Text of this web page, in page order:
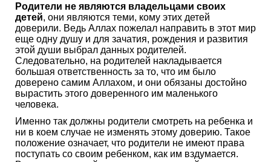
Родители не являются владельцами своих
детей, они являются теми, кому этих детей
доверили. Ведь Аллах пожелал направить в этот мир
еще одну душу и для зачатия, рождения и развития
этой души выбрал данных родителей.
Следовательно, на родителей накладывается
большая ответственность за то, что им было
доверено самим Аллахом, и они обязаны достойно
вырастить этого доверенного им маленького
человека.
Именно так должны родители смотреть на ребенка и
ни в коем случае не изменять этому доверию. Такое
положение означает, что родители не имеют права
поступать со своим ребенком, как им вздумается.